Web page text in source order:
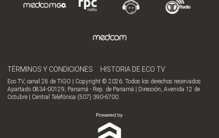
TÉRMINOS Y CONDICIONES HISTORIA DE ECO TV
Eco TV, canal 28 de TIGO | Copyright © 2026. Todos los derechos reservados
Apartado 0834-00129, Panamá - Rep. de Panamá | Dirección, Avenida 12 de
Octubre | Central Telefónica (507) 390-6700.